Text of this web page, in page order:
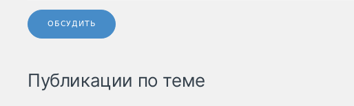
ОБСУДИТЬ
Публикации по теме